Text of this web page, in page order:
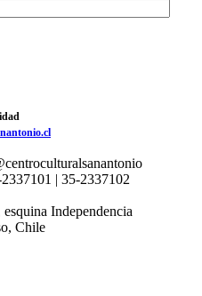
| 35-2337102
Independencia
Chile